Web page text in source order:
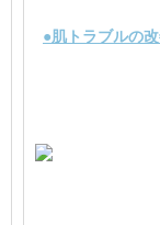
●肌トラブルの